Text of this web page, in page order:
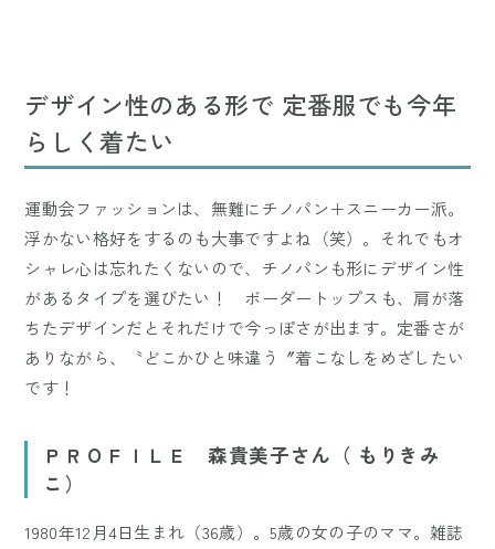
デザイン性のある形で 定番服でも今年
らしく着たい
運動会ファッションは、無難にチノパン＋スニーカー派。
浮かない格好をするのも大事ですよね（笑）。それでもオ
シャレ心は忘れたくないので、チノパンも形にデザイン性
があるタイプを選びたい！ ボーダートップスも、肩が落
ちたデザインだとそれだけで今っぽさが出ます。定番さが
ありながら、〝どこかひと味違う〞着こなしをめざしたい
です！
ＰＲＯＦＩＬＥ 森貴美子さん（ もりきみ
こ）
1980年12月4日生まれ（36歳）。5歳の女の子のママ。雑誌